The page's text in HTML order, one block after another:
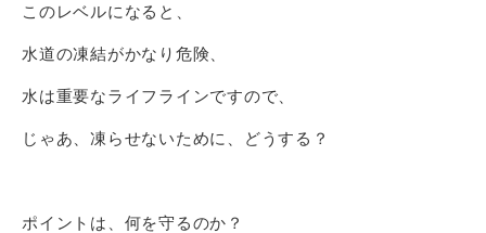
このレベルになると、
水道の凍結がかなり危険、
水は重要なライフラインですので、
じゃあ、凍らせないために、どうする？
ポイントは、何を守るのか？